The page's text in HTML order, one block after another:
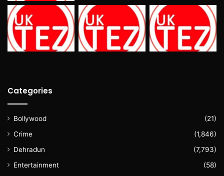
Categories
Bollywood
(21)
Crime
(1,846)
Dehradun
(7,793)
Entertainment
(58)